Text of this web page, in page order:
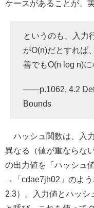
ケースがあることが、
というのも、入力
がO(n)だとすれば
善でもO(n log n)に
――p.1062, 4.2
Bounds
ハッシュ関数は、入
異なる（値が重ならな
の出力値を「ハッシュ
→「cdae7jh02」のよ
2.3）。入力値とハッシ